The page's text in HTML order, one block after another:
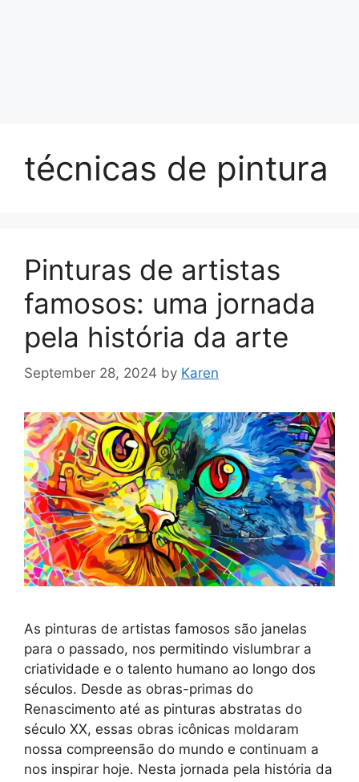
técnicas de pintura
Pinturas de artistas
famosos: uma jornada
pela história da arte
September 28, 2024 by Karen
As pinturas de artistas famosos são janelas
para o passado, nos permitindo vislumbrar a
criatividade e o talento humano ao longo dos
séculos. Desde as obras-primas do
Renascimento até as pinturas abstratas do
século XX, essas obras icônicas moldaram
nossa compreensão do mundo e continuam a
nos inspirar hoje. Nesta jornada pela história da